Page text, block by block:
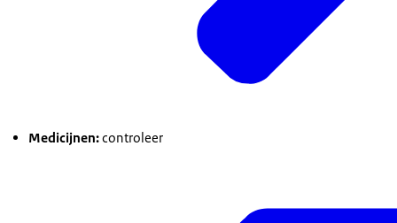
Medicijnen:controleer